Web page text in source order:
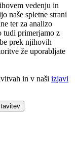
vedenju in
naše spletne strani
ter za analizo
tudi primerjamo z
prek njihovih
že uporabljate
in v naši izjavi